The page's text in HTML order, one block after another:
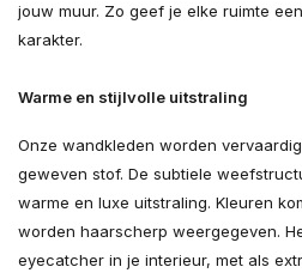
jouw muur. Zo geef je elke ruimte
karakter.
Warme en stijlvolle uitstraling
Onze wandkleden worden
geweven stof. De subtiele
warme en luxe uitstraling. Kleuren
worden haarscherp weergegeven.
eyecatcher in je interieur, met als